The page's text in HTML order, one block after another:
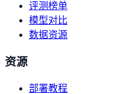
评测榜单
模型对比
数据资源
资源
部署教程